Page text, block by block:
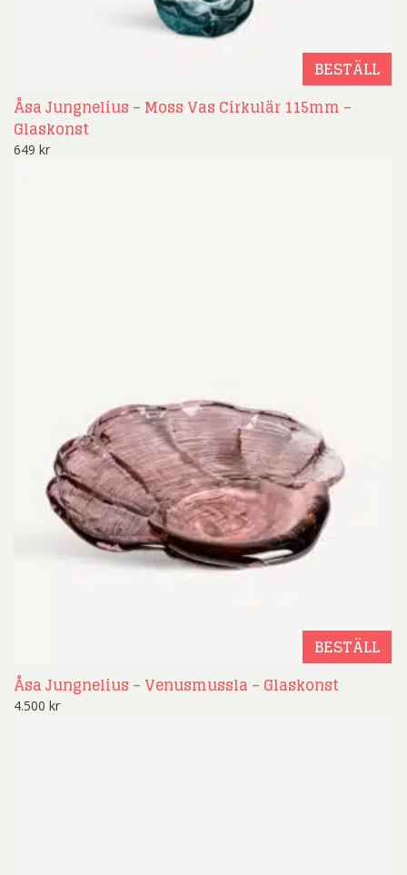
BESTÄLL
Åsa Jungnelius – Moss Vas Cirkulär 115mm –
Glaskonst
649 kr
BESTÄLL
Åsa Jungnelius – Venusmussla – Glaskonst
4.500 kr